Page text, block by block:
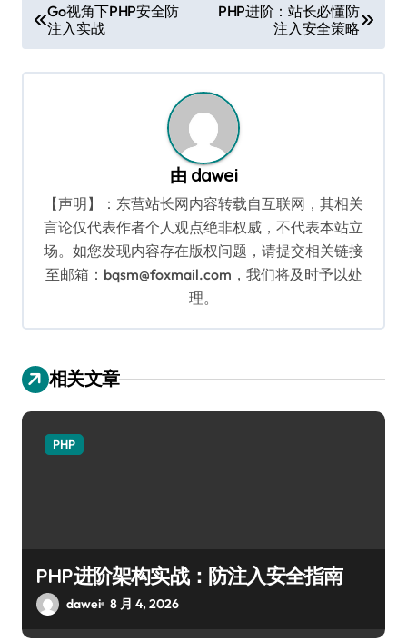
章
导
Go视角下PHP安全防
注入实战
PHP进阶：站长必懂防
注入安全策略
由 dawei
【声明】：东营站长网内容转载自互联网，其相关
言论仅代表作者个人观点绝非权威，不代表本站立
场。如您发现内容存在版权问题，请提交相关链接
至邮箱：bqsm@foxmail.com，我们将及时予以处
理。
相关文章
PHP
PHP进阶架构实战：防注入安全指南
dawei 8 月 4, 2026